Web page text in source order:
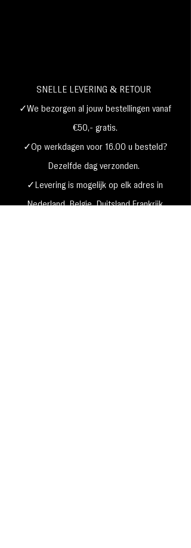
SNELLE LEVERING & RETOUR
✓We bezorgen al jouw bestellingen vanaf
€50,- gratis.
✓Op werkdagen voor 16.00 u besteld?
Dezelfde dag verzonden.
✓Levering is mogelijk op elk adres in
Nederland,België, Duitsland,Frankrijk